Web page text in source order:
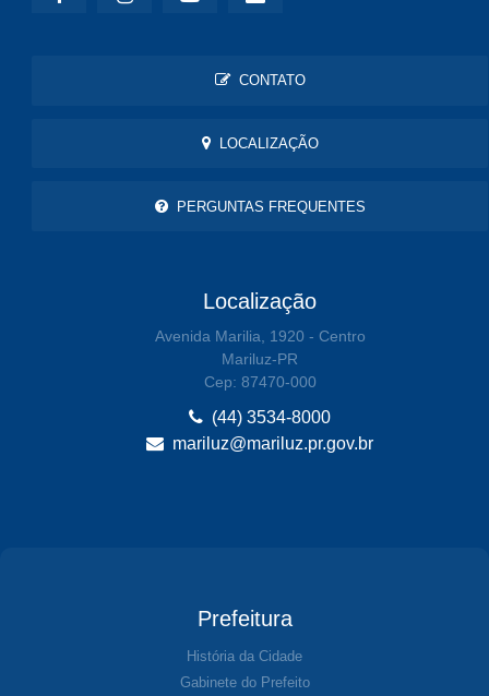
CONTATO
LOCALIZAÇÃO
PERGUNTAS FREQUENTES
Localização
Avenida Marilia, 1920 - Centro
Mariluz-PR
Cep: 87470-000
(44) 3534-8000
mariluz@mariluz.pr.gov.br
Prefeitura
História da Cidade
Gabinete do Prefeito